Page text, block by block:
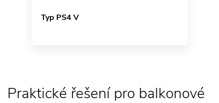
Typ PS4 V
Praktické řešení pro balkonové